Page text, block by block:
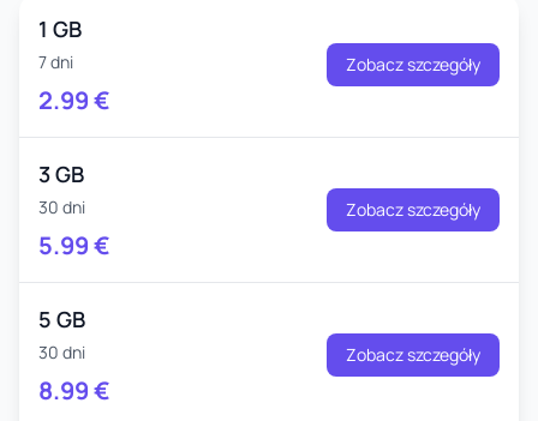
1 GB
7 dni
2.99€
Zobacz szczegóły
3 GB
30 dni
5.99€
Zobacz szczegóły
5 GB
30 dni
8.99€
Zobacz szczegóły